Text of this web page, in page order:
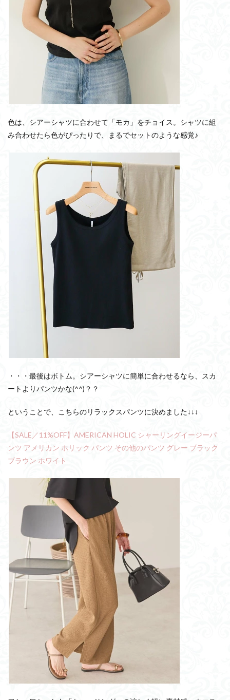
色は、シアーシャツに合わせて「モカ」をチョイス。シャツに組
み合わせたら色がぴったりで、まるでセットのような感覚♪
・・・最後はボトム。シアーシャツに簡単に合わせるなら、スカ
ートよりパンツかな(^^)？？
ということで、こちらのリラックスパンツに決めました↓↓↓
【SALE／11%OFF】AMERICAN HOLIC シャーリングイージーパ
ンツ アメリカン ホリック パンツ その他のパンツ グレー ブラック
ブラウン ホワイト